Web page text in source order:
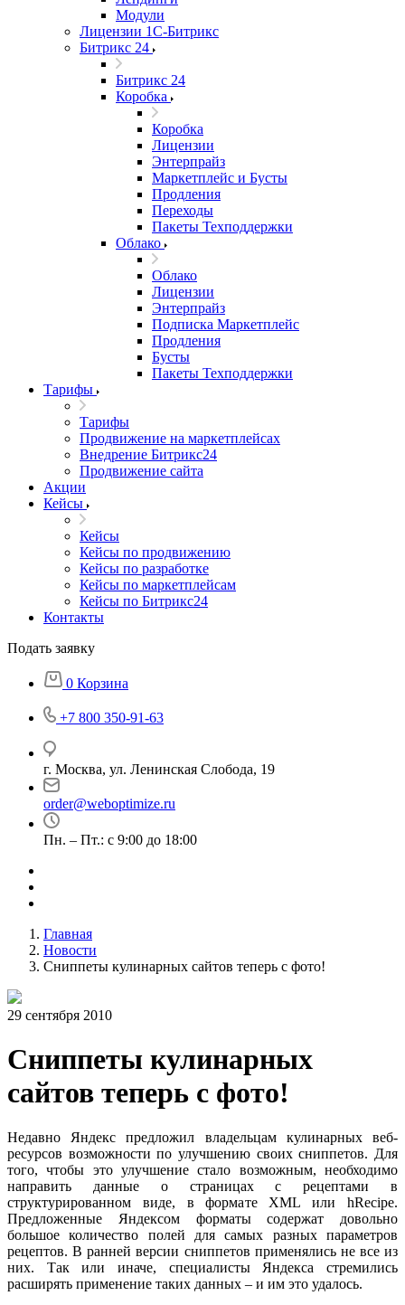
Модули
Лицензии 1С-Битрикс
Битрикс 24
Битрикс 24
Коробка
Коробка
Лицензии
Энтерпрайз
Маркетплейс и Бусты
Продления
Переходы
Пакеты Техподдержки
Облако
Облако
Лицензии
Энтерпрайз
Подписка Маркетплейс
Продления
Бусты
Пакеты Техподдержки
Тарифы
Тарифы
Продвижение на маркетплейсах
Внедрение Битрикс24
Продвижение сайта
Акции
Кейсы
Кейсы
Кейсы по продвижению
Кейсы по разработке
Кейсы по маркетплейсам
Кейсы по Битрикс24
Контакты
Подать заявку
0 Корзина
+7 800 350-91-63
г. Москва, ул. Ленинская Слобода, 19
order@weboptimize.ru
Пн. – Пт.: с 9:00 до 18:00
Главная
Новости
Сниппеты кулинарных сайтов теперь с фото!
29 сентября 2010
Сниппеты кулинарных
сайтов теперь с фото!
Недавно Яндекс предложил владельцам кулинарных веб-
ресурсов возможности по улучшению своих сниппетов. Для
того, чтобы это улучшение стало возможным, необходимо
направить данные о страницах с рецептами в
структурированном виде, в формате XML или hRecipe.
Предложенные Яндексом форматы содержат довольно
большое количество полей для самых разных параметров
рецептов. В ранней версии сниппетов применялись не все из
них. Так или иначе, специалисты Яндекса стремились
расширять применение таких данных – и им это удалось.